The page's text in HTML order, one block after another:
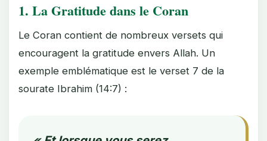
1. La Gratitude dans le Coran
Le Coran contient de nombreux versets qui
encouragent la gratitude envers Allah. Un
exemple emblématique est le verset 7 de la
sourate Ibrahim (14:7) :